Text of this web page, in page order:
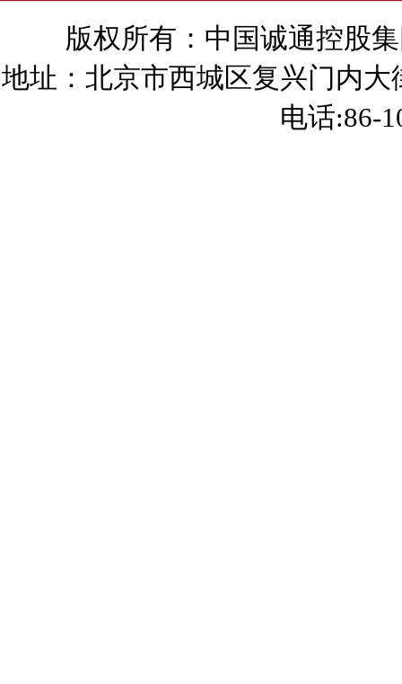
版权所有：中国诚通控股
地址：北京市西城区复兴门内大
电话:86-